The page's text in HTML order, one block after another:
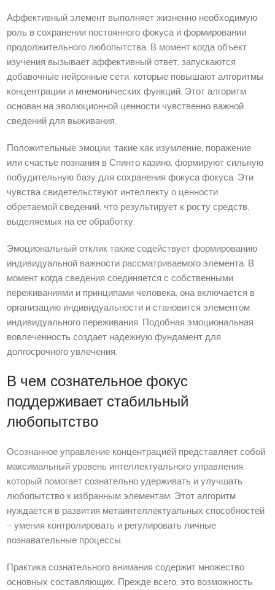
Аффективный элемент выполняет жизненно необходимую
роль в сохранении постоянного фокуса и формировании
продолжительного любопытства. В момент когда объект
изучения вызывает аффективный ответ, запускаются
добавочные нейронные сети, которые повышают алгоритмы
концентрации и мнемонических функций. Этот алгоритм
основан на эволюционной ценности чувственно важной
сведений для выживания.
Положительные эмоции, такие как изумление, поражение
или счастье познания в Спинто казино, формируют сильную
побудительную базу для сохранения фокуса фокуса. Эти
чувства свидетельствуют интеллекту о ценности
обретаемой сведений, что результирует к росту средств,
выделяемых на ее обработку.
Эмоциональный отклик также содействует формированию
индивидуальной важности рассматриваемого элемента. В
момент когда сведения соединяется с собственными
переживаниями и принципами человека, она включается в
организацию индивидуальности и становится элементом
индивидуального переживания. Подобная эмоциональная
вовлеченность создает надежную фундамент для
долгосрочного увлечения.
В чем сознательное фокус
поддерживает стабильный
любопытство
Осознанное управление концентрацией представляет собой
максимальный уровень интеллектуального управления,
который помогает сознательно удерживать и улучшать
любопытство к избранным элементам. Этот алгоритм
нуждается в развития метаинтеллектуальных способностей
– умения контролировать и регулировать личные
познавательные процессы.
Практика сознательного внимания содержит множество
основных составляющих. Прежде всего, это возможность